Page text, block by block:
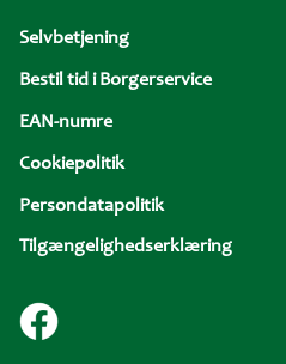
Selvbetjening
Bestil tid i Borgerservice
EAN-numre
Cookiepolitik
Persondatapolitik
Tilgængelighedserklæring